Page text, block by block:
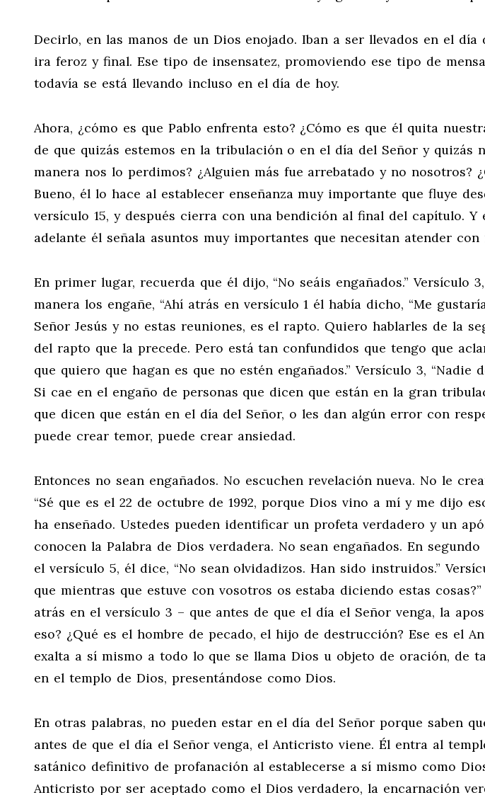
Decirlo, en las manos de un Dios enojado. Iban a ser llevados en el día
ira feroz y final. Ese tipo de insensatez, promoviendo ese tipo de
todavía se está llevando incluso en el día de hoy.
Ahora, ¿cómo es que Pablo enfrenta esto? ¿Cómo es que él quita
de que quizás estemos en la tribulación o en el día del Señor y quizás
manera nos lo perdimos? ¿Alguien más fue arrebatado y no nosotros?
Bueno, él lo hace al establecer enseñanza muy importante que fluye
versículo 15, y después cierra con una bendición al final del capítulo. Y
adelante él señala asuntos muy importantes que necesitan atender con
En primer lugar, recuerda que él dijo, “No seáis engañados.” Versículo
manera los engañe, “Ahí atrás en versículo 1 él había dicho, “Me
Señor Jesús y no estas reuniones, es el rapto. Quiero hablarles de la
del rapto que la precede. Pero está tan confundidos que tengo que
que quiero que hagan es que no estén engañados.” Versículo 3, “Nadie
Si cae en el engaño de personas que dicen que están en la gran
que dicen que están en el día del Señor, o les dan algún error con
puede crear temor, puede crear ansiedad.
Entonces no sean engañados. No escuchen revelación nueva. No le
“Sé que es el 22 de octubre de 1992, porque Dios vino a mí y me dijo
ha enseñado. Ustedes pueden identificar un profeta verdadero y un
conocen la Palabra de Dios verdadera. No sean engañados. En
el versículo 5, él dice, “No sean olvidadizos. Han sido instruidos.”
que mientras que estuve con vosotros os estaba diciendo estas
atrás en el versículo 3 – que antes de que el día el Señor venga, la
eso? ¿Qué es el hombre de pecado, el hijo de destrucción? Ese es el
exalta a sí mismo a todo lo que se llama Dios u objeto de oración, de
en el templo de Dios, presentándose como Dios.
En otras palabras, no pueden estar en el día del Señor porque saben
antes de que el día el Señor venga, el Anticristo viene. Él entra al
satánico definitivo de profanación al establecerse a sí mismo como
Anticristo por ser aceptado como el Dios verdadero, la encarnación